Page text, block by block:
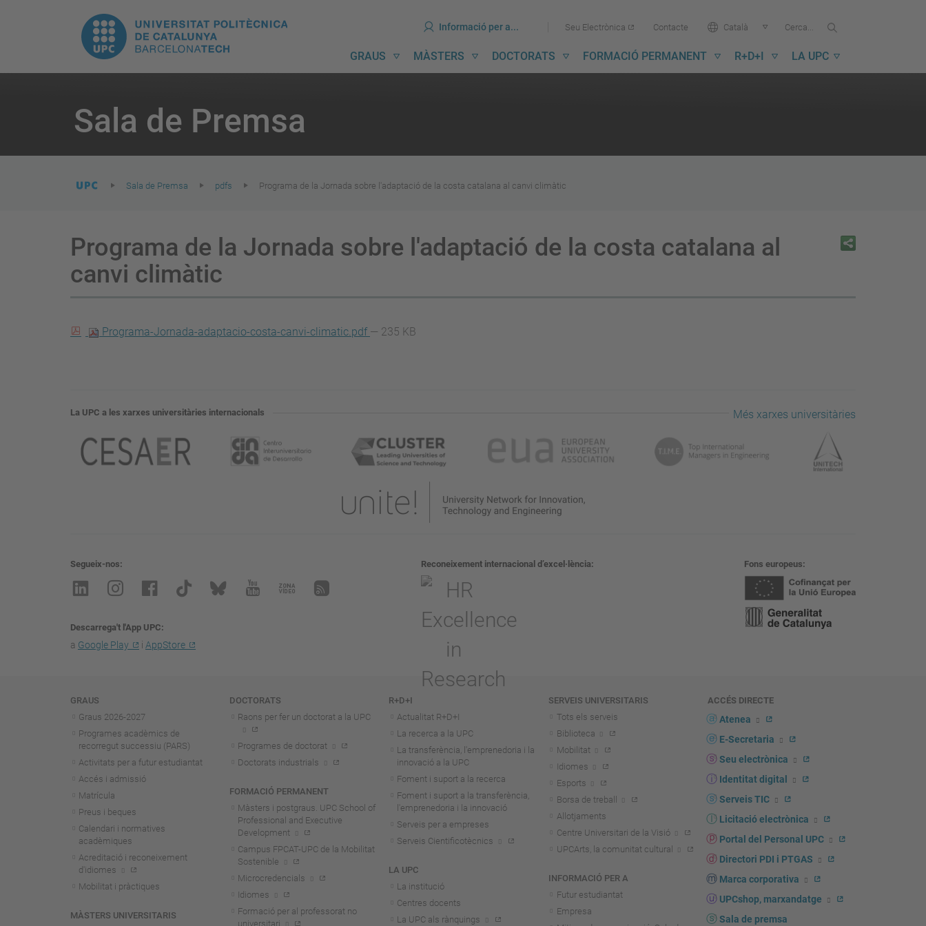
UPC.
Universitat
Politècnica
de
Catalunya
Ves
al
contingut
Ves
al
menú
Informació per a... Seu Electrònica Contacte Idioma:Català Cercar...
UPC
Navegació
GRAUS MÀSTERS DOCTORATS FORMACIÓ PERMANENT R+D+I LA UPC
Sala de Premsa
are
here:
Sala de Premsa pdfs Programa de la Jornada sobre l'adaptació de la costa catalana al canvi climàtic
Programa de la Jornada sobre l'adaptació de la costa catalana al
canvi climàtic
Programa-Jornada-adaptacio-costa-canvi-climatic.pdf — 235 KB
La UPC a les xarxes universitàries internacionals Més xarxes universitàries
Segueix-nos
Descarrega't l'App UPC
a Google Play i AppStore
Reconeixement internacional d’excel·lència Fons europeus
Navegació
GRAUS
Graus 2026-2027
Programes acadèmics de
recorregut successiu (PARS)
Activitats per a futur estudiantat
Accés i admissió
Matrícula
Preus i beques
Calendari i normatives
acadèmiques
Acreditació i reconeixement
d'idiomes
Mobilitat i pràctiques
MÀSTERS UNIVERSITARIS
DOCTORATS
Raons per fer un doctorat a la UPC
Programes de doctorat
Doctorats industrials
FORMACIÓ PERMANENT
Màsters i postgraus. UPC School of
Professional and Executive
Development
Campus FPCAT-UPC de la Mobilitat
Sostenible
Microcredencials
Idiomes
Formació per al professorat no
universitari
R+D+I
Actualitat R+D+I
La recerca a la UPC
La transferència, l'emprenedoria i la
innovació a la UPC
Foment i suport a la recerca
Foment i suport a la transferència,
l'emprenedoria i la innovació
Serveis per a empreses
Serveis Cientificotècnics
LA UPC
La institució
Centres docents
La UPC als rànquings
SERVEIS UNIVERSITARIS
Tots els serveis
Biblioteca
Mobilitat
Idiomes
Esports
Borsa de treball
Allotjaments
Centre Universitari de la Visió
UPCArts, la comunitat cultural
INFORMACIÓ PER A
Futur estudiantat
Empresa
ACCÉS DIRECTE
Atenea
E-Secretaria
Seu electrònica
Identitat digital
Serveis TIC
Licitació electrònica
Portal del Personal UPC
Directori PDI i PTGAS
Marca corporativa
UPCshop, marxandatge
Sala de premsa